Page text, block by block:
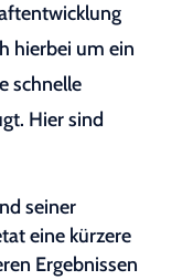
hierbei um ein
schnelle
Hier sind
seiner
eine kürzere
Ergebnissen